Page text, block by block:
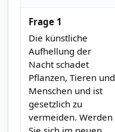
Frage 1
Die künstliche
Aufhellung der
Nacht schadet
Pflanzen, Tieren und
Menschen und ist
gesetzlich zu
vermeiden. Werden